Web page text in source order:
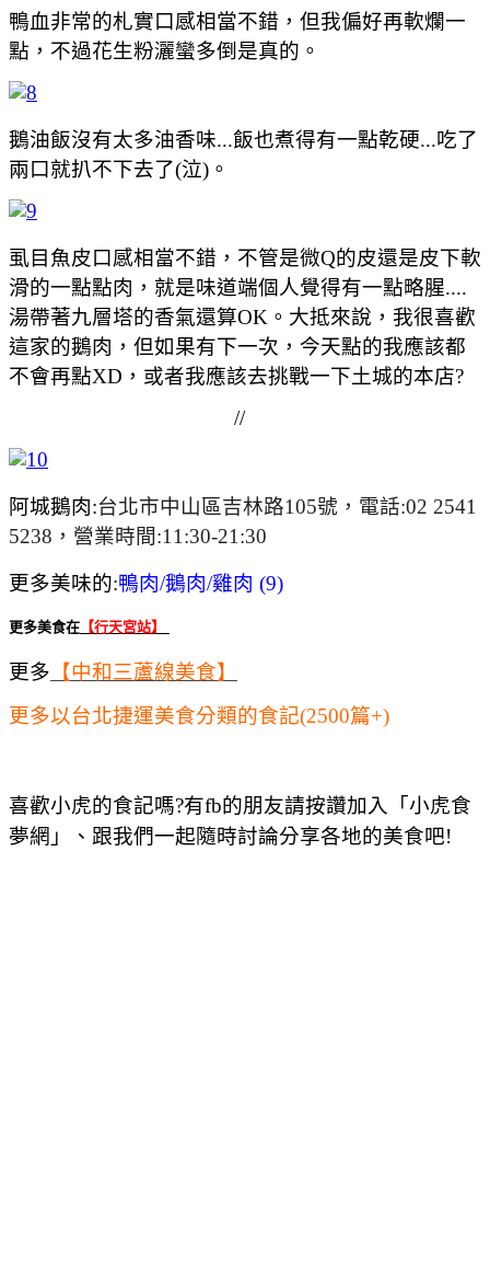
鴨血非常的札實口感相當不錯，但我偏好再軟爛一
點，不過花生粉灑蠻多倒是真的。
鵝油飯沒有太多油香味...飯也煮得有一點乾硬...吃了
兩口就扒不下去了(泣)。
虱目魚皮口感相當不錯，不管是微Q的皮還是皮下軟
滑的一點點肉，就是味道端個人覺得有一點略腥....
湯帶著九層塔的香氣還算OK。大抵來說，我很喜歡
這家的鵝肉，但如果有下一次，今天點的我應該都
不會再點XD，或者我應該去挑戰一下土城的本店?
//
阿城鵝肉:台北市中山區吉林路105號，電話:02 2541
5238，營業時間:11:30-21:30
更多美味的:鴨肉/鵝肉/雞肉 (9)
更多美食在 【行天宮站】
更多 【中和三蘆線美食】
更多以台北捷運美食分類的食記(2500篇+)
喜歡小虎的食記嗎?有fb的朋友請按讚加入「小虎食
夢網」、跟我們一起隨時討論分享各地的美食吧!